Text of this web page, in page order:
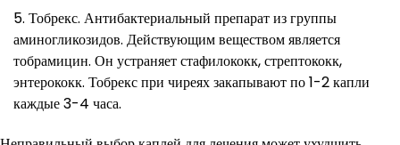
Тобрекс. Антибактериальный препарат из группы
аминогликозидов. Действующим веществом является
тобрамицин. Он устраняет стафилококк, стрептококк,
энтерококк. Тобрекс при чиреях закапывают по 1-2 капли
каждые 3-4 часа.